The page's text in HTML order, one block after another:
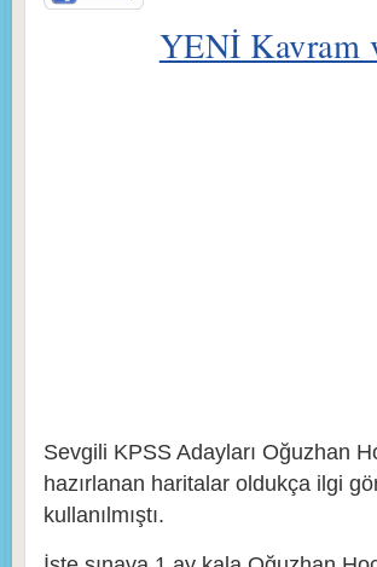
YENİ Kavram
Sevgili KPSS Adayları Oğuzhan
hazırlanan haritalar oldukça ilgi
kullanılmıştı.